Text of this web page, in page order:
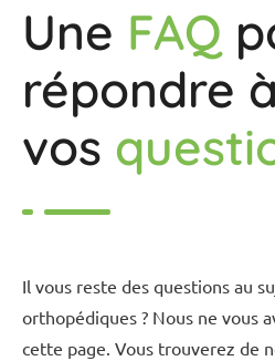
Une FAQ
répondre
vos
Il vous reste des questions au
orthopédiques ? Nous ne vous
cette page. Vous trouverez de